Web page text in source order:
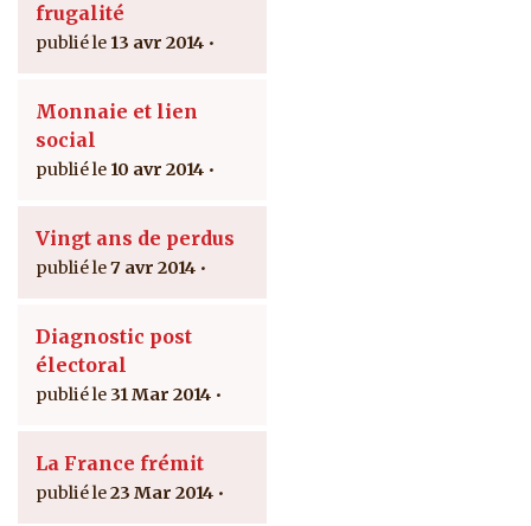
frugalité
13 avr 2014
Monnaie et lien
social
10 avr 2014
Vingt ans de perdus
7 avr 2014
Diagnostic post
électoral
31 Mar 2014
La France frémit
23 Mar 2014